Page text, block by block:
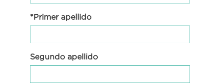
*Primer apellido
Segundo apellido